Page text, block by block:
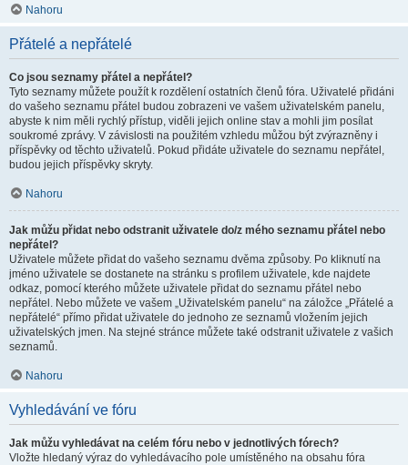
Nahoru
Přátelé a nepřátelé
Co jsou seznamy přátel a nepřátel?
Tyto seznamy můžete použít k rozdělení ostatních členů fóra. Uživatelé přidáni
do vašeho seznamu přátel budou zobrazeni ve vašem uživatelském panelu,
abyste k nim měli rychlý přístup, viděli jejich online stav a mohli jim posílat
soukromé zprávy. V závislosti na použitém vzhledu můžou být zvýrazněny i
příspěvky od těchto uživatelů. Pokud přidáte uživatele do seznamu nepřátel,
budou jejich příspěvky skryty.
Nahoru
Jak můžu přidat nebo odstranit uživatele do/z mého seznamu přátel nebo
nepřátel?
Uživatele můžete přidat do vašeho seznamu dvěma způsoby. Po kliknutí na
jméno uživatele se dostanete na stránku s profilem uživatele, kde najdete
odkaz, pomocí kterého můžete uživatele přidat do seznamu přátel nebo
nepřátel. Nebo můžete ve vašem „Uživatelském panelu“ na záložce „Přátelé a
nepřátelé“ přímo přidat uživatele do jednoho ze seznamů vložením jejich
uživatelských jmen. Na stejné stránce můžete také odstranit uživatele z vašich
seznamů.
Nahoru
Vyhledávání ve fóru
Jak můžu vyhledávat na celém fóru nebo v jednotlivých fórech?
Vložte hledaný výraz do vyhledávacího pole umístěného na obsahu fóra